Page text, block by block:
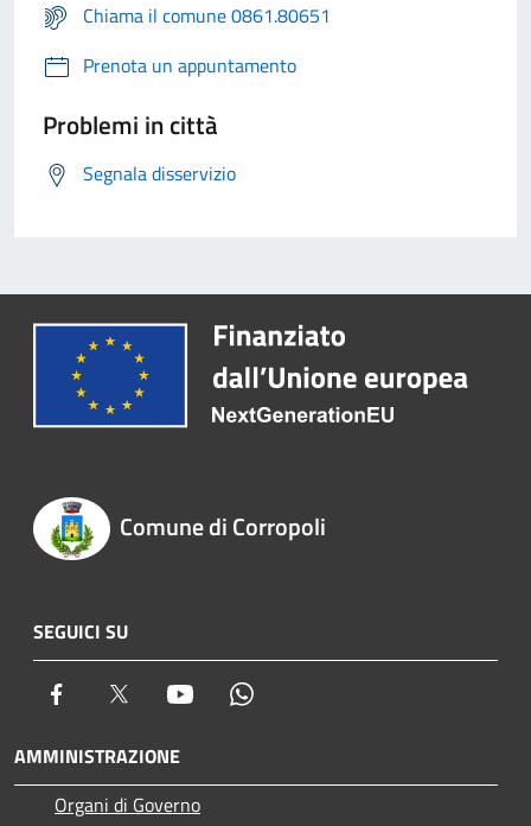
Chiama il comune 0861.80651
Prenota un appuntamento
Problemi in città
Segnala disservizio
Comune di Corropoli
SEGUICI SU
Facebook Twitter Youtube
AMMINISTRAZIONE
Organi di Governo